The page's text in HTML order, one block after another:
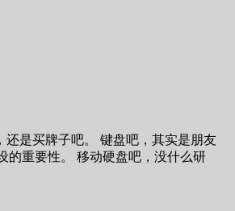
是买牌子吧。 键盘吧，其实是朋友
的重要性。 移动硬盘吧，没什么研